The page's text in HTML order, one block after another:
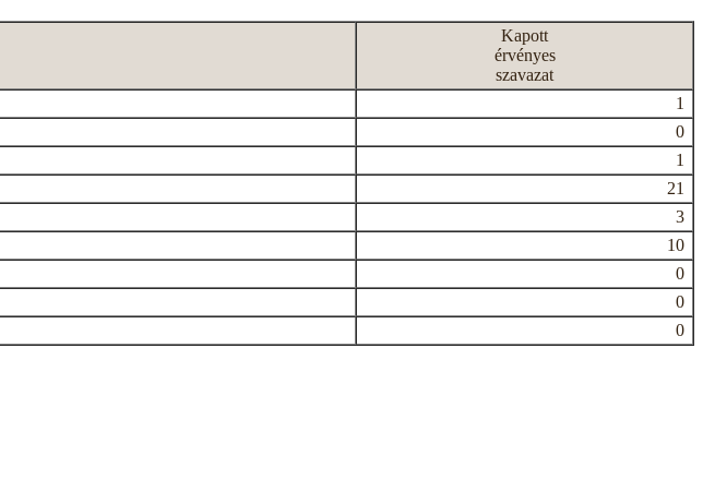
Kapott
érvényes
szavazat
1
0
1
21
3
10
0
0
0